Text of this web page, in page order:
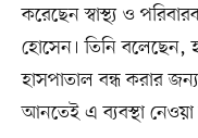
করেছেন স্বাস্থ্য ও
হোসেন। তিনি বলেছেন,
হাসপাতাল বন্ধ করার
আনতেই এ ব্যবস্থা নেওয়া